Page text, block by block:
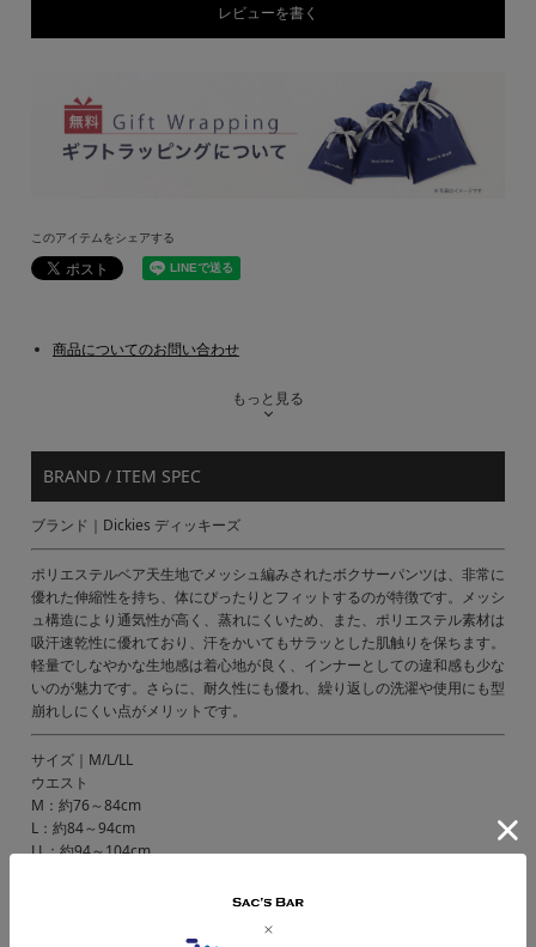
レビューを書く
このアイテムをシェアする
商品についてのお問い合わせ
もっと見る
BRAND / ITEM SPEC
ブランド｜Dickies ディッキーズ
ポリエステルベア天生地でメッシュ編みされたボクサーパンツは、非常に
優れた伸縮性を持ち、体にぴったりとフィットするのが特徴です。メッシ
ュ構造により通気性が高く、蒸れにくいため、また、ポリエステル素材は
吸汗速乾性に優れており、汗をかいてもサラッとした肌触りを保ちます。
軽量でしなやかな生地感は着心地が良く、インナーとしての違和感も少な
いのが魅力です。さらに、耐久性にも優れ、繰り返しの洗濯や使用にも型
崩れしにくい点がメリットです。
サイズ｜M/L/LL
ウエスト
M：約76～84cm
L：約84～94cm
LL：約94～104cm